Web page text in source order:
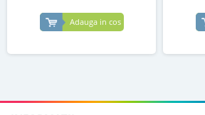
Adauga in cos